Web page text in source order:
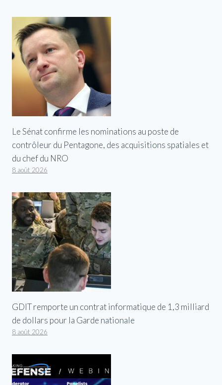
Le Sénat confirme les nominations au poste de
contrôleur du Pentagone, des acquisitions spatiales et
du chef du NRO
8 août 2026
GDIT remporte un contrat informatique de 1,3 milliard
de dollars pour la Garde nationale
8 août 2026